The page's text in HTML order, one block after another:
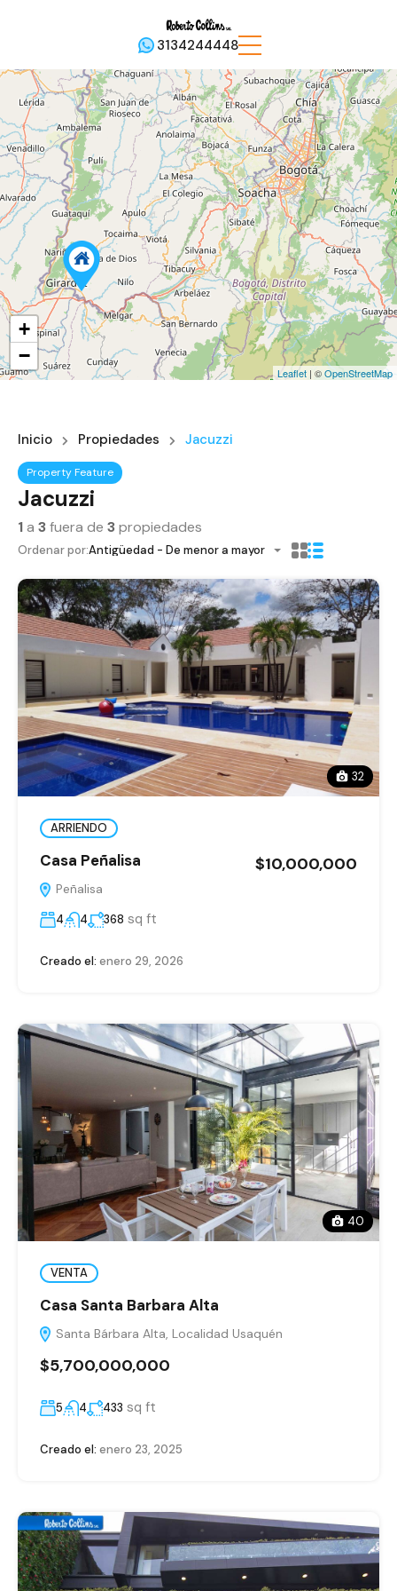
3134244448
2
+
−
Leaflet | ©OpenStreetMap
Inicio Propiedades Jacuzzi
Property Feature
Jacuzzi
1a 3fuera de 3propiedades
Ordenar por:Antigüedad - De menor a mayor
32
ARRIENDO
Casa Peñalisa
Peñalisa
$10,000,000
4 4 368 sq ft
Creado el: enero 29, 2026
40
VENTA
Casa Santa Barbara Alta
Santa Bárbara Alta, Localidad Usaquén
$5,700,000,000
5 4 433 sq ft
Creado el: enero 23, 2025